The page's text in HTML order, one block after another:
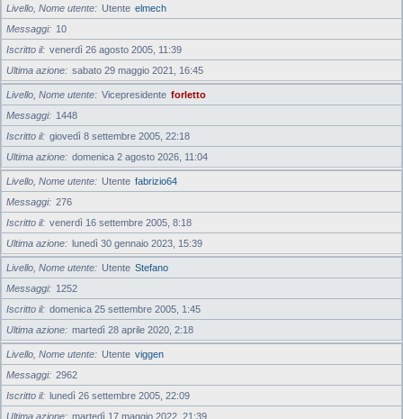
Livello, Nome utente Utente elmech
Messaggi
10
Iscritto il
venerdì 26 agosto 2005, 11:39
Ultima azione
sabato 29 maggio 2021, 16:45
Livello, Nome utente Vicepresidente forletto
Messaggi
1448
Iscritto il
giovedì 8 settembre 2005, 22:18
Ultima azione
domenica 2 agosto 2026, 11:04
Livello, Nome utente Utente fabrizio64
Messaggi
276
Iscritto il
venerdì 16 settembre 2005, 8:18
Ultima azione
lunedì 30 gennaio 2023, 15:39
Livello, Nome utente Utente Stefano
Messaggi
1252
Iscritto il
domenica 25 settembre 2005, 1:45
Ultima azione
martedì 28 aprile 2020, 2:18
Livello, Nome utente Utente viggen
Messaggi
2962
Iscritto il
lunedì 26 settembre 2005, 22:09
Ultima azione
martedì 17 maggio 2022, 21:39